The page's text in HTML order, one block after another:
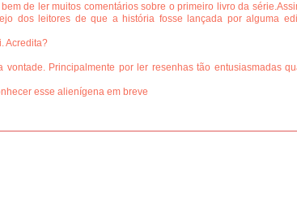
de ler muitos comentários sobre o primeiro livro da
dos leitores de que a história fosse lançada por alguma
Acredita?
vontade. Principalmente por ler resenhas tão entusiasmadas
esse alienígena em breve